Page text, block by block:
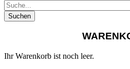
Ihr Warenkorb ist noch leer.